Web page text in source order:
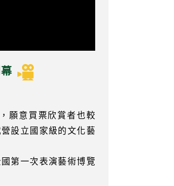
願意買票欣賞者也較
設立國家級的文化藝
第一次表演藝術博覽